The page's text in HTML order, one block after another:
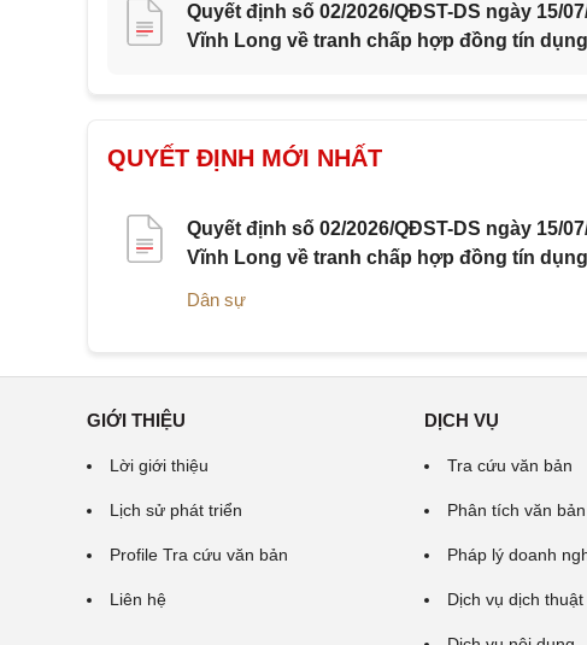
Quyết định số 02/2026/QĐST-DS ngày 15/
Vĩnh Long về tranh chấp hợp đồng tín dụng
QUYẾT ĐỊNH MỚI NHẤT
Quyết định số 02/2026/QĐST-DS ngày 15/
Vĩnh Long về tranh chấp hợp đồng tín dụng
Dân sự
GIỚI THIỆU
Lời giới thiệu
Lịch sử phát triển
Profile Tra cứu văn bản
Liên hệ
DỊCH VỤ
Tra cứu văn bản
Phân tích văn bản
Pháp lý doanh
Dịch vụ dịch thuật